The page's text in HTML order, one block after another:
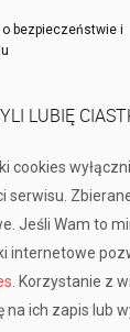
bezpieczeństwie i
LUBIĘ
cookies
serwisu.
Jeśli Wam to
internetowe
. Korzystanie z
ich zapis lub